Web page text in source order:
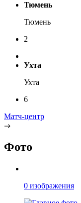
Тюмень
Тюмень
2
Ухта
Ухта
6
Матч-центр
Фото
0 изображения